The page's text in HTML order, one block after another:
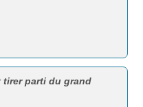
tirer parti du grand